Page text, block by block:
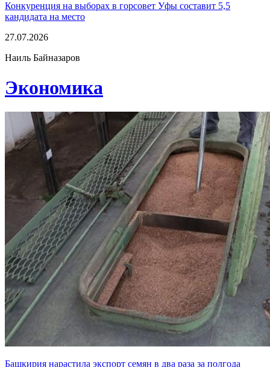
Конкуренция на выборах в горсовет Уфы составит 5,5
кандидата на место
27.07.2026
Наиль Байназаров
Экономика
Башкирия нарастила экспорт семян в два раза за полгода